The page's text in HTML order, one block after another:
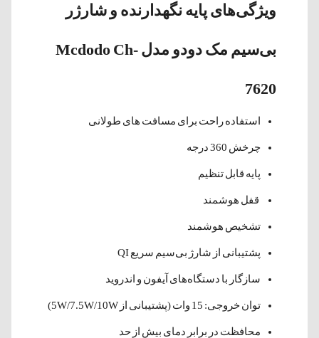
ویژگی‌های پایه نگهدارنده و شارژر
بی‌سیم مک دودو مدل Mcdodo Ch-
7620
استفاده راحت برای مسافت های طولانی
چرخش 360 درجه
پایه قابل تنظیم
قفل هوشمند
تشخیص هوشمند
پشتیبانی از شارژ بی‌سیم سریع QI
سازگار با دستگاه‌های آیفون و اندروید
توان خروجی: 15 وات (پشتیبانی از 5W/7.5W/10W)
محافظت در برابر دمای بیش از حد